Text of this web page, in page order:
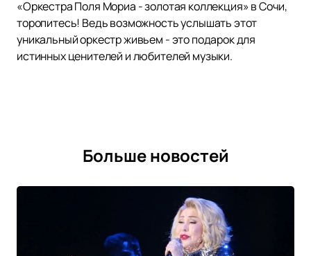
«Оркестра Поля Мориа - золотая коллекция» в Сочи,
торопитесь! Ведь возможность услышать этот
уникальный оркестр живьем - это подарок для
истинных ценителей и любителей музыки.
Больше новостей